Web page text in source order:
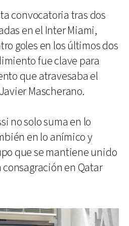
convocatoria tras dos
en el Inter Miami,
goles en los últimos dos
fue clave para
que atravesaba el
Mascherano.
no solo suma en lo
en lo anímico y
que se mantiene unido
en Qatar